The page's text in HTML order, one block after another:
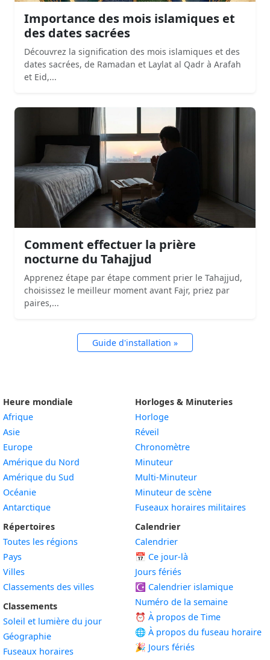
Importance des mois islamiques et
des dates sacrées
Découvrez la signification des mois islamiques et des
dates sacrées, de Ramadan et Laylat al Qadr à Arafah
et Eid,...
Comment effectuer la prière
nocturne du Tahajjud
Apprenez étape par étape comment prier le Tahajjud,
choisissez le meilleur moment avant Fajr, priez par
paires,...
Guide d'installation »
Heure mondiale
Afrique
Asie
Europe
Amérique du Nord
Amérique du Sud
Océanie
Antarctique
Répertoires
Toutes les régions
Pays
Villes
Classements des villes
Classements
Soleil et lumière du jour
Géographie
Fuseaux horaires
Horloges & Minuteries
Horloge
Réveil
Chronomètre
Minuteur
Multi-Minuteur
Minuteur de scène
Fuseaux horaires militaires
Calendrier
Calendrier
📅 Ce jour-là
Jours fériés
☪️ Calendrier islamique
Numéro de la semaine
⏰ À propos de Time
🌐 À propos du fuseau horaire
🎉 Jours fériés